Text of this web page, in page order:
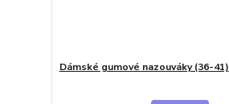
Dámské gumové nazouváky (36-41)